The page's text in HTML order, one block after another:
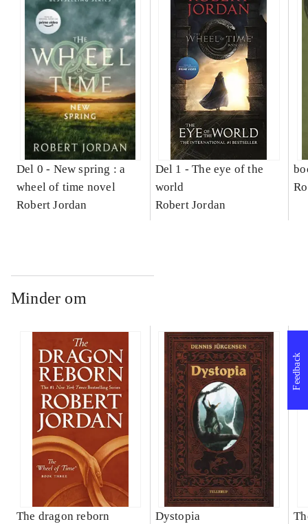
Del 0 - New spring : a
wheel of time novel
Robert Jordan
Del 1 -The eye of the
world
Robert Jordan
Minder om
The dragon reborn
Dystopia
Feedback